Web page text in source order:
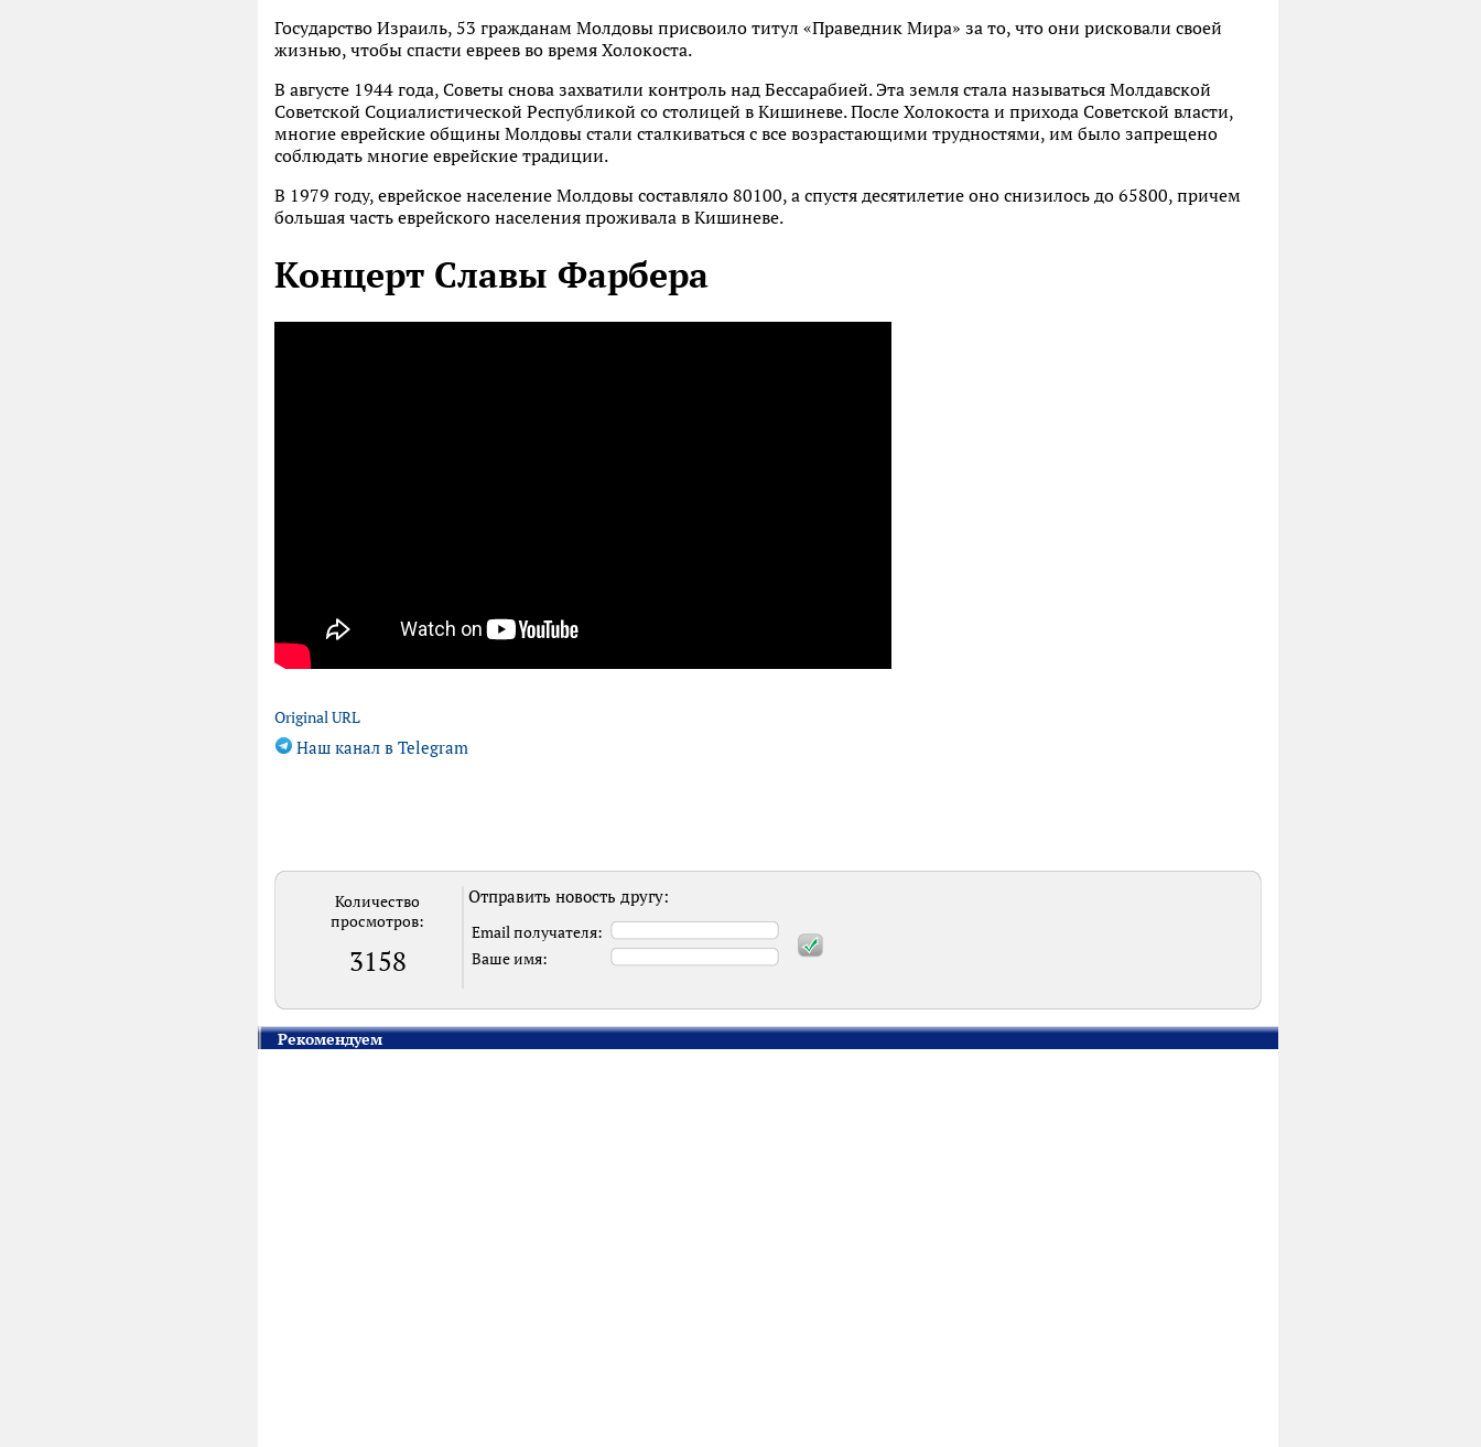
Государство Израиль, 53 гражданам Молдовы присвоило титул «Праведник Мира» за то, что они рисковали своей
жизнью, чтобы спасти евреев во время Холокоста.
В августе 1944 года, Советы снова захватили контроль над Бессарабией. Эта земля стала называться Молдавской
Советской Социалистической Республикой со столицей в Кишиневе. После Холокоста и прихода Советской власти,
многие еврейские общины Молдовы стали сталкиваться с все возрастающими трудностями, им было запрещено
соблюдать многие еврейские традиции.
В 1979 году, еврейское население Молдовы составляло 80100, а спустя десятилетие оно снизилось до 65800, причем
большая часть еврейского населения проживала в Кишиневе.
Концерт Славы Фарбера
Original URL
Наш канал в Telegram
Количество
просмотров:
3158
Отправить новость другу:
Email получателя:
Ваше имя:
Рекомендуем